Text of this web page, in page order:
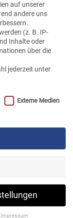
auf unserer
andere uns
(z. B. IP-
Inhalte oder
über die
jederzeit unter
Externe Medien
Impressum